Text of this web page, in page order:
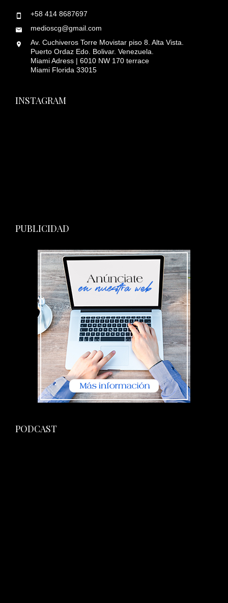
+58 414 8687697
medioscg@gmail.com
Av. Cuchiveros Torre Movistar piso 8. Alta Vista.
Puerto Ordaz Edo. Bolivar. Venezuela.
Miami Adress | 6010 NW 170 terrace
Miami Florida 33015
INSTAGRAM
PUBLICIDAD
PODCAST